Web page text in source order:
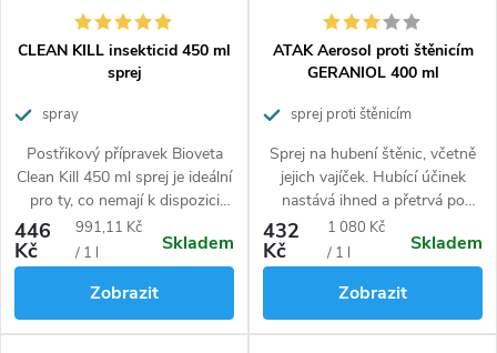
CLEAN KILL insekticid 450 ml
sprej
spray
Postřikový přípravek Bioveta
Clean Kill 450 ml sprej je ideální
pro ty, co nemají k dispozici
postřikovací nádobu nebo se
obávají manipulace s
chemikáliemi. Součástí
praktického balení o objemu
450 ml je mechanický
rozprašovač pro snadnou
446
Kč
Měrná
cena:
991,11 Kč
/ 1 l
Skladem
Zobrazit
ATAK Aerosol proti štěnicím
GERANIOL 400 ml
sprej proti štěnicím
Sprej na hubení štěnic, včetně
jejich vajíček. Hubící účinek
nastává ihned a přetrvá po
dobu 3 týdnů. Hubí i blechy,
moly, komáry.
432
Kč
Měrná
cena:
1 080 Kč
/ 1 l
Skladem
Zobrazit